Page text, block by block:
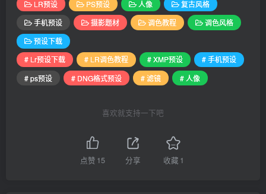
LR预设 PS预设 人像
复古风格
手机预设
摄影题材 调色教程
调色风格
预设下载
# Lr预设下载
# LR调色教程 # XMP预设
# 手机预设
# ps预设
# DNG格式预设 # 滤镜 # 人像
喜欢就支持一下吧
点赞 15 分享 收藏 1